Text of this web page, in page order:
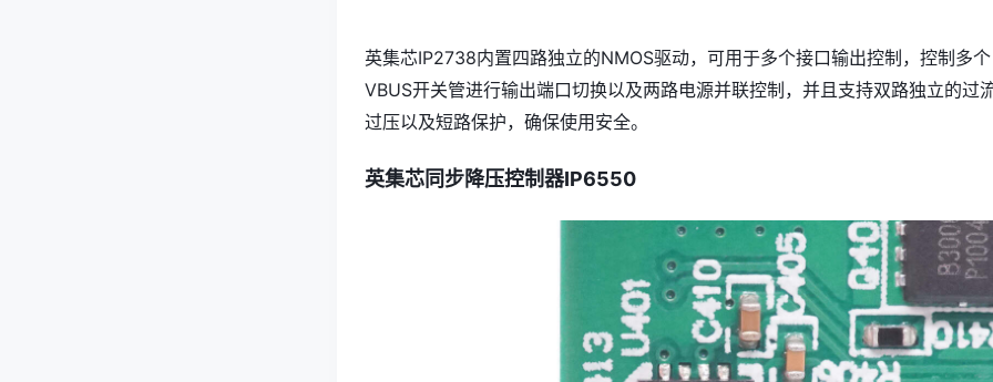
英集芯IP2738内置四路独立的NMOS驱动，可用于多个接口输出控制，控制多个
VBUS开关管进行输出端口切换以及两路电源并联控制，并且支持双路独立的过
过压以及短路保护，确保使用安全。
英集芯同步降压控制器IP6550